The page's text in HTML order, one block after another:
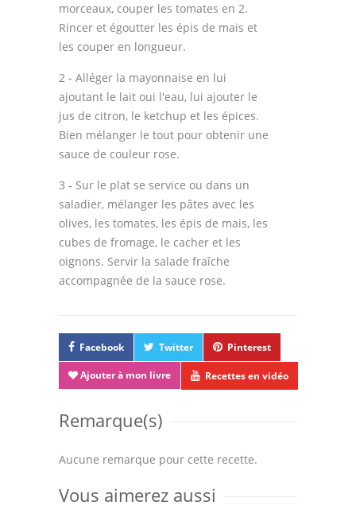
morceaux, couper les tomates en 2.
Rincer et égoutter les épis de mais et
les couper en longueur.
2 - Alléger la mayonnaise en lui
ajoutant le lait oui l'eau, lui ajouter le
jus de citron, le ketchup et les épices.
Bien mélanger le tout pour obtenir une
sauce de couleur rose.
3 - Sur le plat se service ou dans un
saladier, mélanger les pâtes avec les
olives, les tomates, les épis de mais, les
cubes de fromage, le cacher et les
oignons. Servir la salade fraîche
accompagnée de la sauce rose.
Facebook Twitter Pinterest
Ajouter à mon livre Recettes en vidéo
Remarque(s)
Aucune remarque pour cette recette.
Vous aimerez aussi